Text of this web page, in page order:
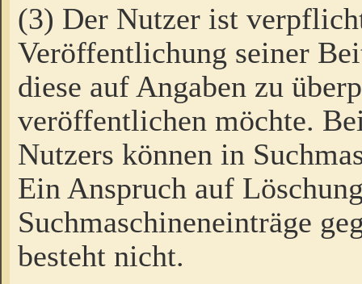
(3) Der Nutzer ist
Veröffentlichung seiner
diese auf Angaben zu
veröffentlichen möchte.
Nutzers können in
Ein Anspruch auf
Suchmaschineneinträge
besteht nicht.